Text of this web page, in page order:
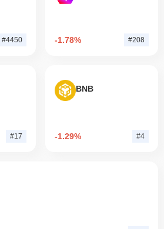
#4450 -1.78% #208
#17
BNB
-1.29% #4